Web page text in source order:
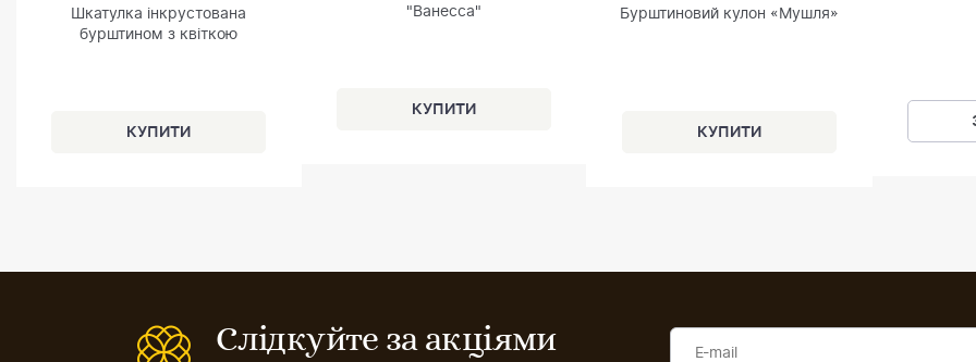
Шкатулка інкрустована
бурштином з квіткою
"Ванесса"
Бурштиновий кулон «Мушля»
Слідкуйте за акціями